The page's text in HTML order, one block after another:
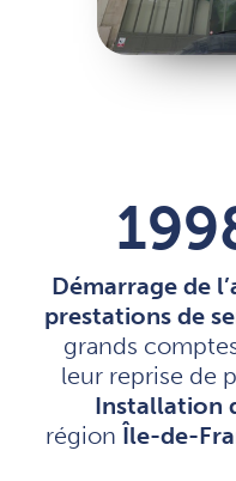
Démarrage de
prestations de
grands
leur reprise de
Installation
région Île-de-